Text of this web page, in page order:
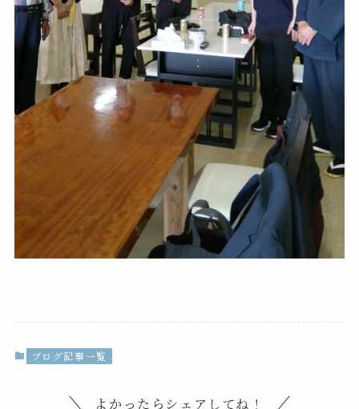
ブログ記事一覧
よかったらシェアしてね！